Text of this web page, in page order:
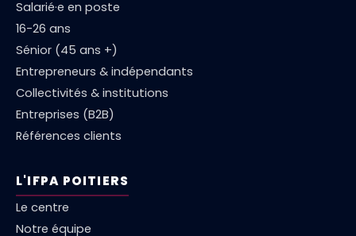
Salarié·e en poste
16-26 ans
Sénior (45 ans +)
Entrepreneurs & indépendants
Collectivités & institutions
Entreprises (B2B)
Références clients
L'IFPA POITIERS
Le centre
Notre équipe